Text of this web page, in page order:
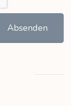
Absenden